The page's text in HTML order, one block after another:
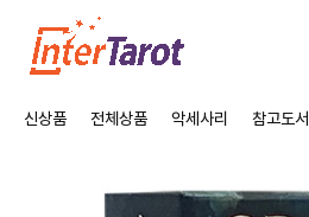
신상품 전체상품 악세사리 참고도서